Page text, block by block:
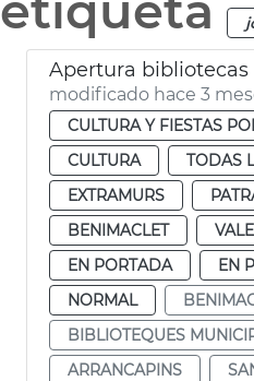
modificado hace 3
CULTURA Y FIESTAS
CULTURA
TODAS
EXTRAMURS
BENIMACLET
EN PORTADA
EN
NORMAL
BIBLIOTEQUES
ARRANCAPINS